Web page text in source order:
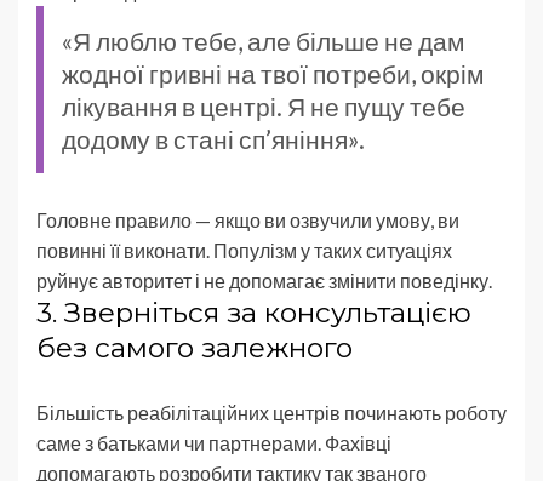
«Я люблю тебе, але більше не дам
жодної гривні на твої потреби, окрім
лікування в центрі. Я не пущу тебе
додому в стані сп’яніння».
Головне правило — якщо ви озвучили умову, ви
повинні її виконати. Популізм у таких ситуаціях
руйнує авторитет і не допомагає змінити поведінку.
3. Зверніться за консультацією
без самого залежного
Більшість реабілітаційних центрів починають роботу
саме з батьками чи партнерами. Фахівці
допомагають розробити тактику так званого